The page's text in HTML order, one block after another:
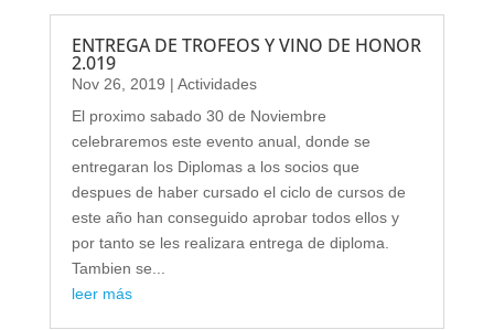
ENTREGA DE TROFEOS Y VINO DE HONOR
2.019
Nov 26, 2019 | Actividades
El proximo sabado 30 de Noviembre
celebraremos este evento anual, donde se
entregaran los Diplomas a los socios que
despues de haber cursado el ciclo de cursos de
este año han conseguido aprobar todos ellos y
por tanto se les realizara entrega de diploma.
Tambien se...
leer más